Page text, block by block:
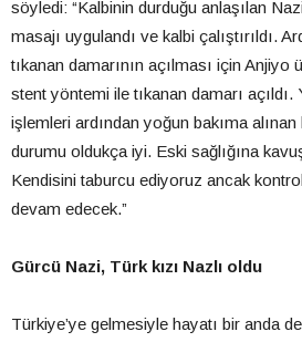
söyledi: “Kalbinin durduğu anlaşılan
masajı uygulandı ve kalbi çalıştırıldı.
tıkanan damarının açılması için Anjiyo
stent yöntemi ile tıkanan damarı açıldı.
işlemleri ardından yoğun bakıma alınan
durumu oldukça iyi. Eski sağlığına
Kendisini taburcu ediyoruz ancak
devam edecek.”
Gürcü Nazi, Türk kızı Nazlı oldu
Türkiye’ye gelmesiyle hayatı bir anda